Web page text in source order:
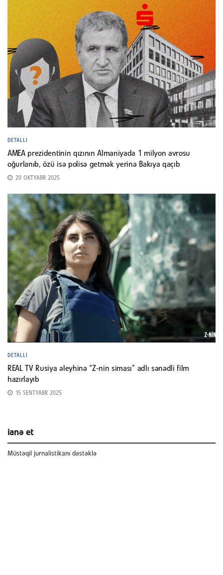
DETALLI
AMEA prezidentinin qızının Almaniyada 1 milyon avrosu
oğurlanıb, özü isə polisə getmək yerinə Bakıya qaçıb
20 OKTYABR 2025
DETALLI
REAL TV Rusiya əleyhinə “Z-nin siması” adlı sənədli film
hazırlayıb
15 SENTYABR 2025
ianə et
Müstəqil jurnalistikanı dəstəklə